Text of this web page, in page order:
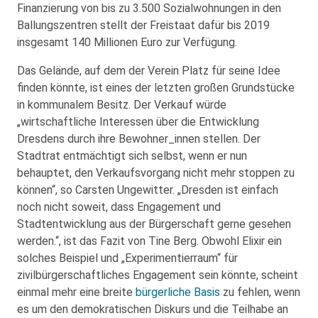
Finanzierung von bis zu 3.500 Sozialwohnungen in den
Ballungszentren stellt der Freistaat dafür bis 2019
insgesamt 140 Millionen Euro zur Verfügung.
Das Gelände, auf dem der Verein Platz für seine Idee
finden könnte, ist eines der letzten großen Grundstücke
in kommunalem Besitz. Der Verkauf würde
„wirtschaftliche Interessen über die Entwicklung
Dresdens durch ihre Bewohner_innen stellen. Der
Stadtrat entmächtigt sich selbst, wenn er nun
behauptet, den Verkaufsvorgang nicht mehr stoppen zu
können“, so Carsten Ungewitter. „Dresden ist einfach
noch nicht soweit, dass Engagement und
Stadtentwicklung aus der Bürgerschaft gerne gesehen
werden.“, ist das Fazit von Tine Berg. Obwohl Elixir ein
solches Beispiel und „Experimentierraum“ für
zivilbürgerschaftliches Engagement sein könnte, scheint
einmal mehr eine breite bürgerliche Basis zu fehlen, wenn
es um den demokratischen Diskurs und die Teilhabe an